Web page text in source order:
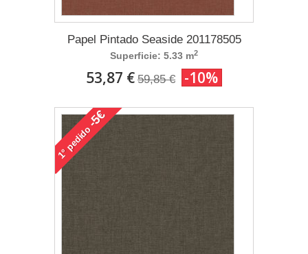
Papel Pintado Seaside 201178505
Superficie: 5.33 m2
53,87 € 59,85 € -10%
1°
pedido
-5€